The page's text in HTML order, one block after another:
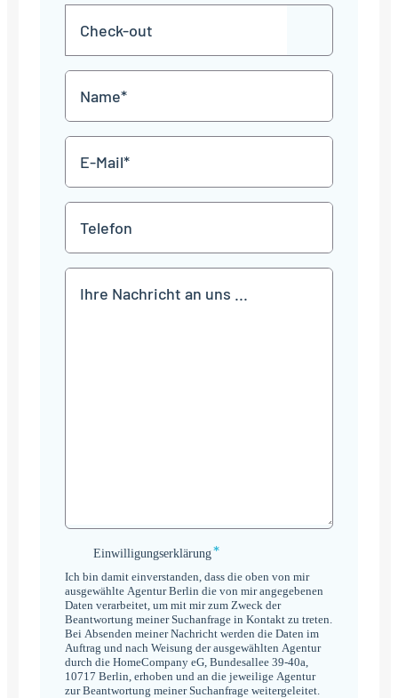
JJJJ
TT
Punkt
MM
JJJJ
Mail
*
Einwilligungserklärung
Einwilligungserklärung*
Ich bin damit einverstanden, dass die oben von mir
ausgewählte Agentur Berlin die von mir angegebenen
Daten verarbeitet, um mit mir zum Zweck der
Beantwortung meiner Suchanfrage in Kontakt zu treten.
Bei Absenden meiner Nachricht werden die Daten im
Auftrag und nach Weisung der ausgewählten Agentur
durch die HomeCompany eG, Bundesallee 39-40a,
10717 Berlin, erhoben und an die jeweilige Agentur
zur Beantwortung meiner Suchanfrage weitergeleitet.